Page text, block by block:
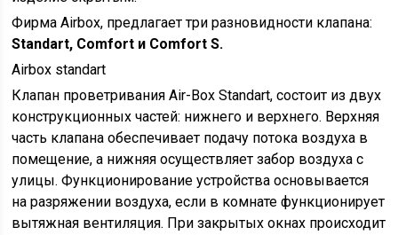
Фирма Airbox, предлагает три разновидности клапана:
Standart, Comfort и Comfort S.
Airbox standart
Клапан проветривания Air-Box Standart, состоит из двух
конструкционных частей: нижнего и верхнего. Верхняя
часть клапана обеспечивает подачу потока воздуха в
помещение, а нижняя осуществляет забор воздуха с
улицы. Функционирование устройства основывается
на разряжении воздуха, если в комнате функционирует
вытяжная вентиляция. При закрытых окнах происходит